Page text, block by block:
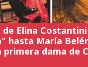
de Elina
hasta María
primera dama de